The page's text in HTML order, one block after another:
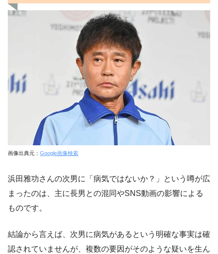
画像出典元： Google画像検索
浜田雅功さんの次男に「病気ではないか？」という噂が広
まったのは、主に長男との混同やSNS動画の影響による
ものです。
結論から言えば、次男に病気があるという明確な事実は確
認されていませんが、複数の要因がそのような疑いを生ん